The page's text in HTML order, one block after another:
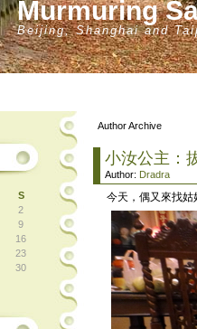
Murmuring
Beijing, Shanghai and
S
2
9
16
23
30
Author Archive
小汝公主：
Author: Dradra
今天，偶又來找姑